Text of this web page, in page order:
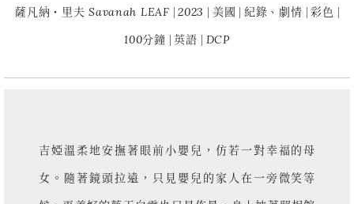
薩凡納・里夫 Savanah LEAF 2023 美國 紀錄、劇情 彩色
100分鐘 英語 DCP
吉婭溫柔地安撫著眼前小嬰兒，仿若一對幸福的母
女。隨著鏡頭拉遠，只見嬰兒的家人在一旁微笑等